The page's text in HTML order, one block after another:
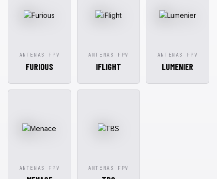
ANTENAS FPV
FURIOUS
ANTENAS FPV
IFLIGHT
ANTENAS FPV
LUMENIER
ANTENAS FPV ANTENAS FPV